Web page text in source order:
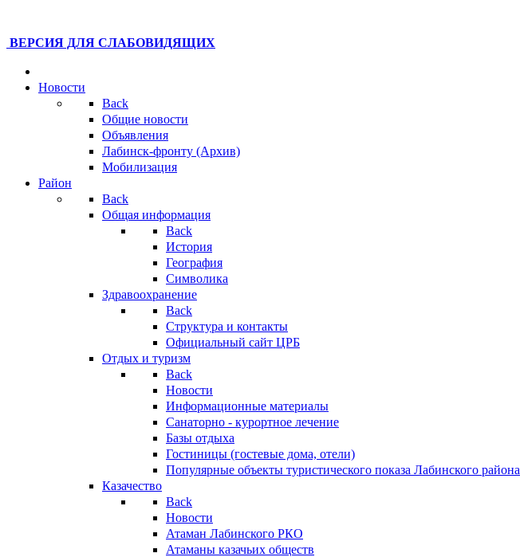
ВЕРСИЯ ДЛЯ СЛАБОВИДЯЩИХ
Новости
Back
Общие новости
Объявления
Лабинск-фронту (Архив)
Мобилизация
Район
Back
Общая информация
Back
История
География
Символика
Здравоохранение
Back
Структура и контакты
Официальный сайт ЦРБ
Отдых и туризм
Back
Новости
Информационные материалы
Санаторно - курортное лечение
Базы отдыха
Гостиницы (гостевые дома, отели)
Популярные объекты туристического показа Лабинского района
Казачество
Back
Новости
Атаман Лабинского РКО
Атаманы казачьих обществ